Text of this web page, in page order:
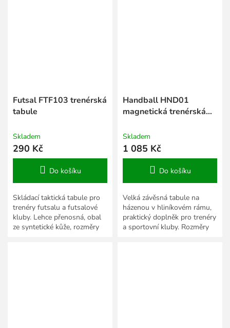
Futsal FTF103 trenérská
tabule
Skladem
290 Kč
Do košíku
Skládací taktická tabule pro
trenéry futsalu a futsalové
kluby. Lehce přenosná, obal
ze syntetické kůže, rozměry
Handball HND01
magnetická trenérská
Skladem
1 085 Kč
Do košíku
Velká závěsná tabule na
házenou v hliníkovém rámu,
praktický doplněk pro trenéry
a sportovní kluby. Rozměry